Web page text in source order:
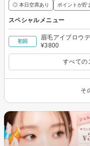
◎ 本日空席あり ポイントが貯
スペシャルメニュー
初回
眉毛アイブロウ
¥3800
すべての
そ